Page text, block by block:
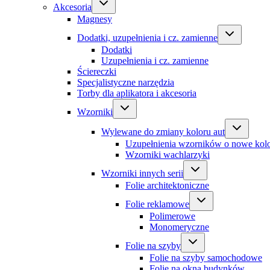
Akcesoria
Magnesy
Dodatki, uzupełnienia i cz. zamienne
Dodatki
Uzupełnienia i cz. zamienne
Ściereczki
Specjalistyczne narzędzia
Torby dla aplikatora i akcesoria
Wzorniki
Wylewane do zmiany koloru aut
Uzupełnienia wzorników o nowe
Wzorniki wachlarzyki
Wzorniki innych serii
Folie architektoniczne
Folie reklamowe
Polimerowe
Monomeryczne
Folie na szyby
Folie na szyby samochodowe